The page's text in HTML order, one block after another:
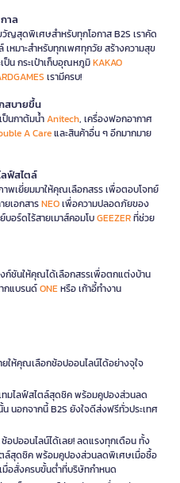
าล
ญสุดพิเศษสำหรับทุกโอกาส B2S เราคัด
เหมาะสำหรับทุกเพศทุกวัย สร้างความสุข
ป็น กระเป๋าเก็บอุณหภูมิKAKAO
เรามีครบ!
สบายขึ้น
ป็นกาต้มน้ำAnitech, เครื่องฟอกอากาศ
A Careและสินค้าอื่น ๆ อีกมากมาย
ลฟ์สไตล์
พเยี่ยมมาให้คุณเลือกสรร เพื่อตอบโจทย์
ยเอกสารNEOเพื่อความปลอดภัยของ
บอร์ดไร้สายเมาส์คอมโบGEEZERที่ช่วย
ก์ชันให้คุณได้เลือกสรรเพื่อตกแต่งบ้าน
กแบรนด์ONEหรือ เก้าอี้ทำงาน
ให้คุณเลือกช้อปออนไลน์ได้อย่างจุใจ
ทมไลฟ์สไตล์สุดชิค พร้อมคูปองส่วนลด
นอกจากนี้ B2S ยังใจดีส่งฟรีทั่วประเทศ
อปออนไลน์ได้เลย! ลดแรงทุกเดือน ทั้ง
ล์สุดชิค พร้อมคูปองส่วนลดพิเศษเมื่อซื้อ
มื่อสั่งครบขั้นต่ำที่บริษัทกำหนด